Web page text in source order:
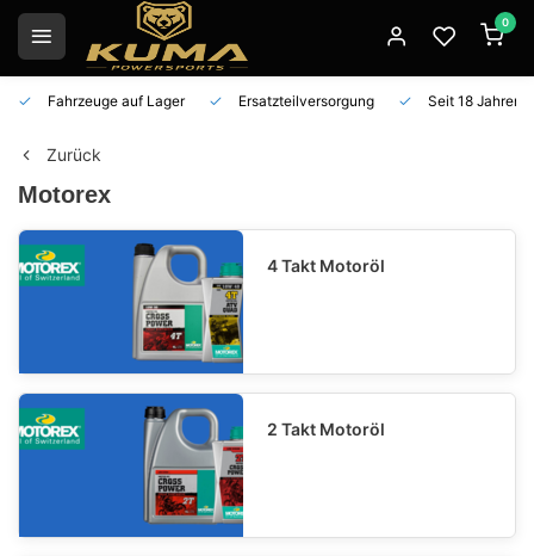
0
Fahrzeuge auf Lager Ersatzteilversorgung Seit 18 Jahren
Zurück
Motorex
4 Takt Motoröl
2 Takt Motoröl